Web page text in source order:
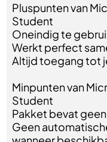
Pluspunten van
Student
Oneindig te
Werkt perfect
Altijd toegang tot
Minpunten van
Student
Pakket bevat
Geen